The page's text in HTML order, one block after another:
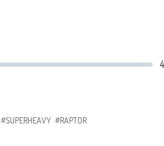
#SUPERHEAVY #RAPTOR